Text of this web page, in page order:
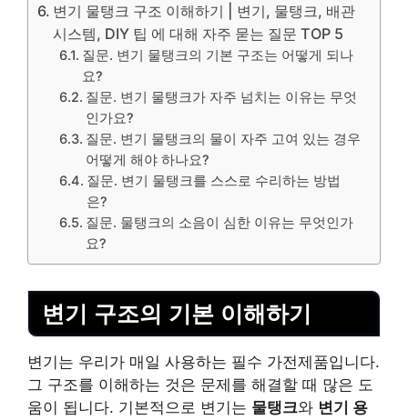
변기 물탱크 구조 이해하기 | 변기, 물탱크, 배관
시스템, DIY 팁 에 대해 자주 묻는 질문 TOP 5
질문. 변기 물탱크의 기본 구조는 어떻게 되나
요?
질문. 변기 물탱크가 자주 넘치는 이유는 무엇
인가요?
질문. 변기 물탱크의 물이 자주 고여 있는 경우
어떻게 해야 하나요?
질문. 변기 물탱크를 스스로 수리하는 방법
은?
질문. 물탱크의 소음이 심한 이유는 무엇인가
요?
변기 구조의 기본 이해하기
변기는 우리가 매일 사용하는 필수 가전제품입니다.
그 구조를 이해하는 것은 문제를 해결할 때 많은 도
움이 됩니다. 기본적으로 변기는 물탱크와 변기 용